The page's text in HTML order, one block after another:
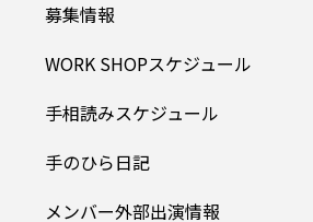
募集情報
WORK SHOPスケジュール
手相読みスケジュール
手のひら日記
メンバー外部出演情報